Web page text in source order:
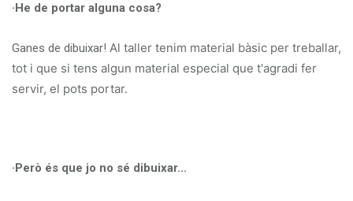
·He de portar alguna cosa?
Ganes de dibuixar! Al taller tenim material bàsic per treballar,
tot i que si tens algun material especial que t'agradi fer
servir, el pots portar.
·Però és que jo no sé dibuixar...